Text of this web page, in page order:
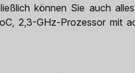
können Sie auch
2,3-GHz-Prozessor mit